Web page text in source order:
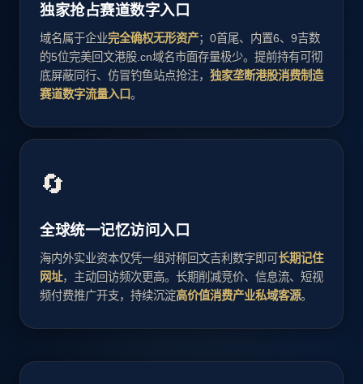
独家抢占赛道数字入口
域名属于企业完全确权无形资产；0首尾、内置6、9吉数
的5位完美回文港股.cn域名市面存量极少。提前持有可彻
底屏蔽同行、仿冒钓鱼站点抢注， 独家垄断港股消费制造
赛道数字流量入口。
🔄
全球统一记忆访问入口
海内外实业资本仅凭一组对称回文吉利数字即可 长期记住
网址，主动回访频次更高。长期削减竞价、信息流、短视
频付费推广开支，持续沉淀高价值消费产业私域客源。